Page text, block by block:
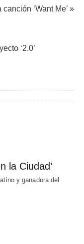
‘Want Me’ »
‘2.0’
la Ciudad’
y ganadora del